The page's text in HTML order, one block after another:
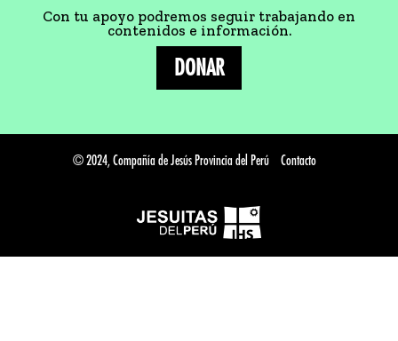
Con tu apoyo podremos seguir trabajando en
contenidos e información.
DONAR
© 2024, Compañía de Jesús Provincia del Perú Contacto